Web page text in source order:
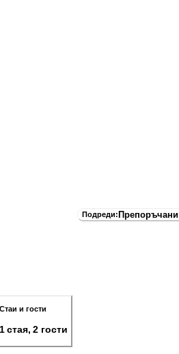
Подреди:Препоръчани
Стаи и гости
1 стая, 2 гости